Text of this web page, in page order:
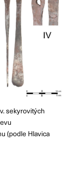
sekyrovitých
(podle Hlavica